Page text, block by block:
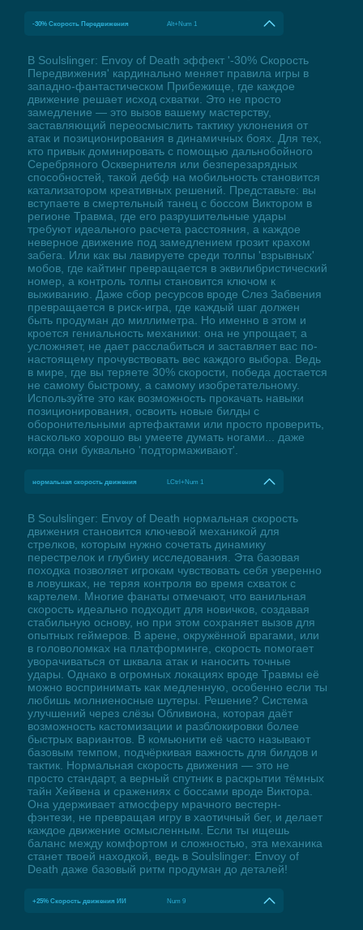
-30% Скорость Передвижения Alt+Num 1
В Soulslinger: Envoy of Death эффект '-30% Скорость
Передвижения' кардинально меняет правила игры в
западно-фантастическом Прибежище, где каждое
движение решает исход схватки. Это не просто
замедление — это вызов вашему мастерству,
заставляющий переосмыслить тактику уклонения от
атак и позиционирования в динамичных боях. Для тех,
кто привык доминировать с помощью дальнобойного
Серебряного Осквернителя или безперезарядных
способностей, такой дебф на мобильность становится
катализатором креативных решений. Представьте: вы
вступаете в смертельный танец с боссом Виктором в
регионе Травма, где его разрушительные удары
требуют идеального расчета расстояния, а каждое
неверное движение под замедлением грозит крахом
забега. Или как вы лавируете среди толпы 'взрывных'
мобов, где кайтинг превращается в эквилибристический
номер, а контроль толпы становится ключом к
выживанию. Даже сбор ресурсов вроде Слез Забвения
превращается в риск-игра, где каждый шаг должен
быть продуман до миллиметра. Но именно в этом и
кроется гениальность механики: она не упрощает, а
усложняет, не дает расслабиться и заставляет вас по-
настоящему прочувствовать вес каждого выбора. Ведь
в мире, где вы теряете 30% скорости, победа достается
не самому быстрому, а самому изобретательному.
Используйте это как возможность прокачать навыки
позиционирования, освоить новые билды с
оборонительными артефактами или просто проверить,
насколько хорошо вы умеете думать ногами... даже
когда они буквально 'подтормаживают'.
нормальная скорость движения LCtrl+Num 1
В Soulslinger: Envoy of Death нормальная скорость
движения становится ключевой механикой для
стрелков, которым нужно сочетать динамику
перестрелок и глубину исследования. Эта базовая
походка позволяет игрокам чувствовать себя уверенно
в ловушках, не теряя контроля во время схваток с
картелем. Многие фанаты отмечают, что ванильная
скорость идеально подходит для новичков, создавая
стабильную основу, но при этом сохраняет вызов для
опытных геймеров. В арене, окружённой врагами, или
в головоломках на платформинге, скорость помогает
уворачиваться от шквала атак и наносить точные
удары. Однако в огромных локациях вроде Травмы её
можно воспринимать как медленную, особенно если ты
любишь молниеносные шутеры. Решение? Система
улучшений через слёзы Обливиона, которая даёт
возможность кастомизации и разблокировки более
быстрых вариантов. В комьюнити её часто называют
базовым темпом, подчёркивая важность для билдов и
тактик. Нормальная скорость движения — это не
просто стандарт, а верный спутник в раскрытии тёмных
тайн Хейвена и сражениях с боссами вроде Виктора.
Она удерживает атмосферу мрачного вестерн-
фэнтези, не превращая игру в хаотичный бег, и делает
каждое движение осмысленным. Если ты ищешь
баланс между комфортом и сложностью, эта механика
станет твоей находкой, ведь в Soulslinger: Envoy of
Death даже базовый ритм продуман до деталей!
+25% Скорость движения ИИ Num 9